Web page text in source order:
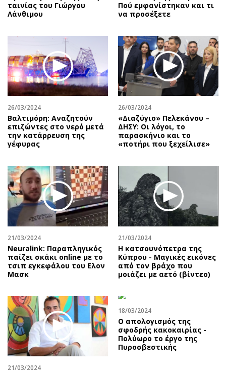
ταινίας του Γιώργου
Λάνθιμου
Πού εμφανίστηκαν και τι
να προσέξετε
26/03/2024
Βαλτιμόρη: Αναζητούν
επιζώντες στο νερό μετά
την κατάρρευση της
γέφυρας
26/03/2024
«Διαζύγιο» Πελεκάνου –
ΔΗΣΥ: Οι λόγοι, το
παρασκήνιο και το
«ποτήρι που ξεχείλισε»
21/03/2024
Neuralink: Παραπληγικός
παίζει σκάκι online με το
τσιπ εγκεφάλου του Ελον
Μασκ
21/03/2024
Η κατσουνόπετρα της
Κύπρου - Μαγικές εικόνες
από τον βράχο που
μοιάζει με αετό (βίντεο)
21/03/2024
18/03/2024
Ο απολογισμός της
σφοδρής κακοκαιρίας -
Πολύωρο το έργο της
Πυροσβεστικής